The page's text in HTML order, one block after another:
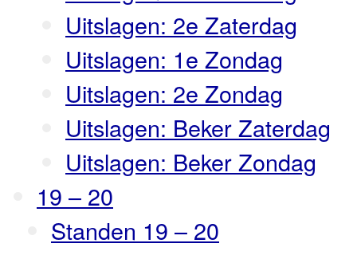
Uitslagen: 2e Zaterdag
Uitslagen: 1e Zondag
Uitslagen: 2e Zondag
Uitslagen: Beker Zaterdag
Uitslagen: Beker Zondag
19 – 20
Standen 19 – 20